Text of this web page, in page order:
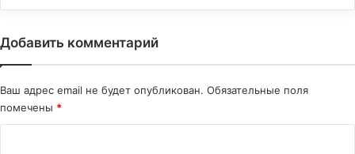
Добавить комментарий
Ваш адрес email не будет опубликован. Обязательные поля
помечены *